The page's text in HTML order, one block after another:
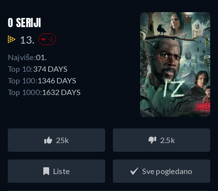
O SERIJI
13. -1
Najviše:01.
Top 10:374 DAYS
Top 100:1346 DAYS
Top 1000:1632 DAYS
25k 2.5k
Liste Sve pogledano